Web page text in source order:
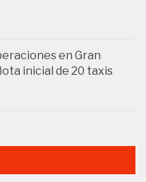
en Gran
inicial de 20 taxis